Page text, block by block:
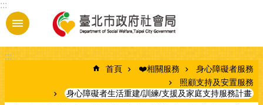
跳到主要內容區塊
:::
:::
首頁 ❤️相關服務
身心障礙者服務
照顧支持及安置服務
身心障礙者生活重建/訓練/支援及家庭支持服務計畫